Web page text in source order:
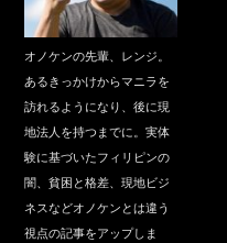
オノケンの先輩、レンジ。
あるきっかけからマニラを
訪れるようになり、後に現
地法人を持つまでに。実体
験に基づいたフィリピンの
闇、貧困と格差、現地ビジ
ネスなどオノケンとは違う
視点の記事をアップしま